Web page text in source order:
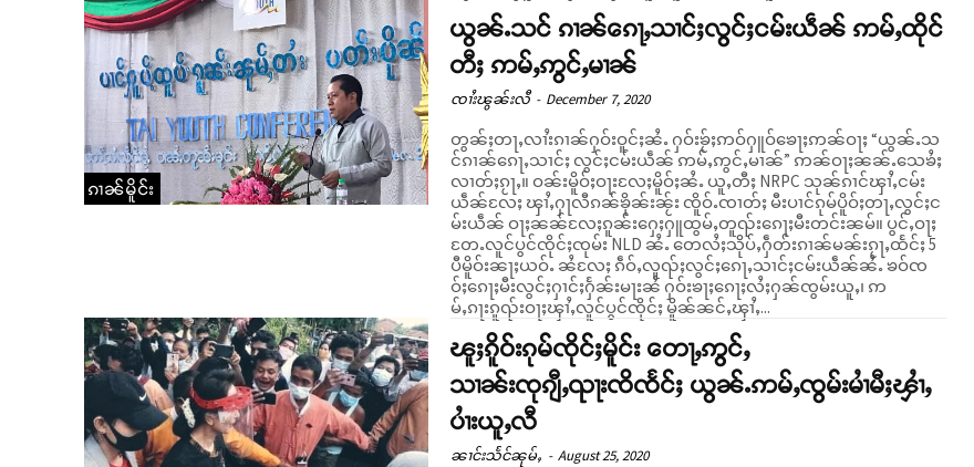
ၵၢၼ်မိူင်း
ယွၼ်ႉသင် ၵၢၼ်ၵေႃႇသၢင်ႈလွင်ႈငမ်းယဵၼ် ဢမ်ႇထိုင်
တီႈ ဢမ်ႇဢွင်ႇမၢၼ်
ၸၢႆးၽွၼ်းလီ - December 7, 2020
တွၼ်ႈတႃႇလၢႆးၵၢၼ်ႁဝ်းဝူင်ႈၼႆႉ ႁဝ်းၶႂ်ႈဢဝ်ႁူဝ်ၶေႃႈဢၼ်ဝႃႈ “ယွၼ်ႉသ
င်ၵၢၼ်ၵေႃႇသၢင်ႈ လွင်ႈငမ်းယဵၼ် ဢမ်ႇဢွင်ႇမၢၼ်” ဢၼ်ဝႃႈၼၼ်ႉသေၶႆႈ
လၢတ်ႈၵႂႃႇ။ ဝၼ်းမိူဝ်ႈဝႃးလႄႈမိူဝ်ႈၼႆႉ ယူႇတီႈ NRPC သုၼ်ၵၢင်ၾၢႆႇငမ်း
ယဵၼ်လႄႈ ၾၢႆႇႁႃလီၵၼ်ၶိုၼ်းၼႂ်း ၸိူဝ်ႉၸၢတ်ႈ မီးပၢင်ၵုမ်ပိူဝ်ႈတႃႇလွင်ႈင
မ်းယဵၼ် ဝႃႈၼၼ်လႄႈၵူၼ်းႁေႈႁူထွမ်ႇတူၺ်းၵေႃႈမီးတင်းၼမ်။ ပွင်ႇဝႃႈ
တႄႉလူင်ပွင်ၸိုင်ႈၸုမ်း NLD ၼႆႉ တေလႆႈသိုပ်ႇႁဵတ်းၵၢၼ်မၼ်းၵႂႃႇထႅင်ႈ 5
ပီမိူဝ်းၼႃႈယဝ်ႉ ၼႆလႄႈ ၵဵဝ်ႇလူၺ်ႈလွင်ႈၵေႃႇသၢင်ႈငမ်းယဵၼ်ၼႆႉ ၶဝ်ၸ
ဝ်ႈၵေႃႈမီးလွင်ႈႁၢင်ႈႁႅၼ်းမႃးၼႆ ႁဝ်းၶႃႈၵေႃႈလႆႈႁၼ်ၸွမ်းယူႇ၊ ဢ
မ်ႇၵႃးၵူၺ်းဝႃႈၾၢႆႇလူင်ပွင်ၸိုင်ႈ မိူၼ်ၼင်ႇၾၢႆႇ...
ၽူႈၵိူဝ်းၵုမ်ၸိုင်ႈမိူင်း တေႃႇဢွင်ႇ
သၢၼ်းၸုၵျီႇၺႃးၸိၸႅင်ႈ ယွၼ်ႉဢမ်ႇၸွမ်းမၢႆမီႈၾၢႆႇ
ပၢႆးယူႇလီ
ၼၢင်းသႅင်ၼုမ်ႇ - August 25, 2020